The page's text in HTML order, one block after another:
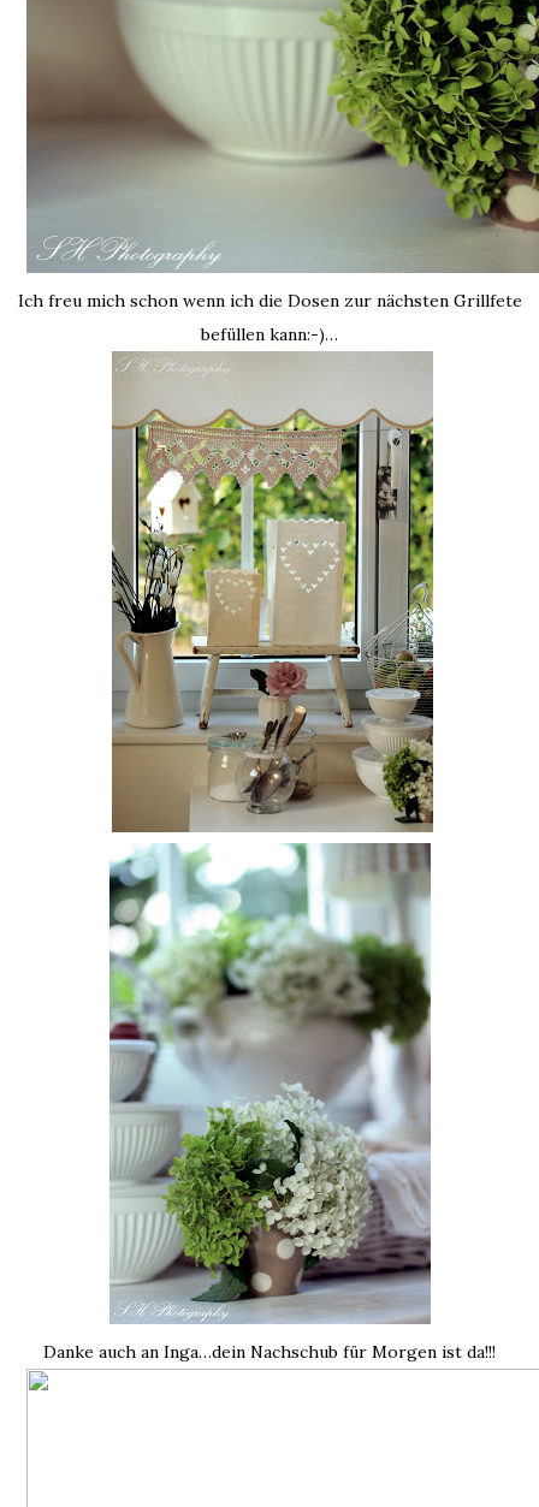
Ich freu mich schon wenn ich die Dosen zur nächsten Grillfete
befüllen kann:-)…
Danke auch an Inga…dein Nachschub für Morgen ist da!!!